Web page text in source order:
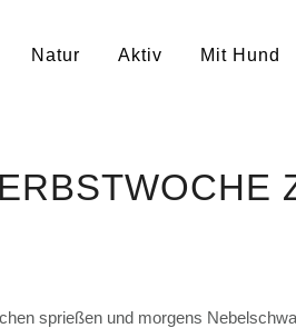
Natur Aktiv Mit Hund
sprießen und morgens